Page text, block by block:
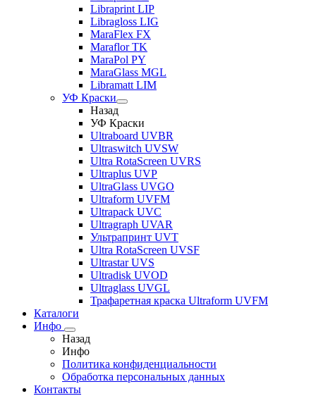
Libraprint LIP
Libragloss LIG
MaraFlex FX
Maraflor TK
MaraPol PY
MaraGlass MGL
Libramatt LIM
УФ Краски
Назад
УФ Краски
Ultraboard UVBR
Ultraswitch UVSW
Ultra RotaScreen UVRS
Ultraplus UVP
UltraGlass UVGO
Ultraform UVFM
Ultrapack UVC
Ultragraph UVAR
Ультрапринт UVT
Ultra RotaScreen UVSF
Ultrastar UVS
Ultradisk UVOD
Ultraglass UVGL
Трафаретная краска Ultraform UVFM
Каталоги
Инфо
Назад
Инфо
Политика конфиденциальности
Обработка персональных данных
Контакты